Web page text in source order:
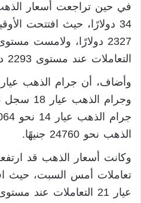
في حين تراجعت أسعار الذهب
34 دولارًا، حيث افتتحت
التعاملات عند مستوى 2293 دولارًا.
الذهب نحو 24760 جنيهًا.
تعاملات أمس السبت، حيث